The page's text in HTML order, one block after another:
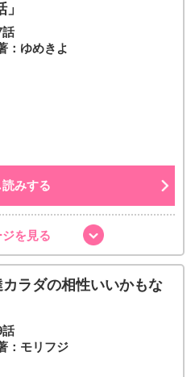
話
：ゆめきよ
みする
を見る
カラダの相性いいかもな
話
：モリフジ